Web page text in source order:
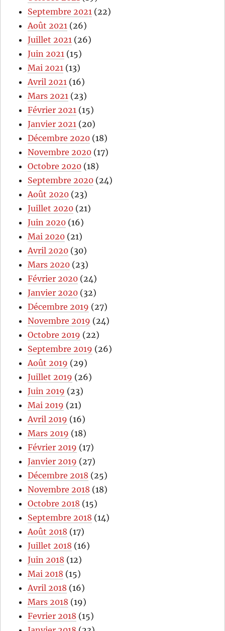
Septembre 2021 (22)
Août 2021 (26)
Juillet 2021 (26)
Juin 2021 (15)
Mai 2021 (13)
Avril 2021 (16)
Mars 2021 (23)
Février 2021 (15)
Janvier 2021 (20)
Décembre 2020 (18)
Novembre 2020 (17)
Octobre 2020 (18)
Septembre 2020 (24)
Août 2020 (23)
Juillet 2020 (21)
Juin 2020 (16)
Mai 2020 (21)
Avril 2020 (30)
Mars 2020 (23)
Février 2020 (24)
Janvier 2020 (32)
Décembre 2019 (27)
Novembre 2019 (24)
Octobre 2019 (22)
Septembre 2019 (26)
Août 2019 (29)
Juillet 2019 (26)
Juin 2019 (23)
Mai 2019 (21)
Avril 2019 (16)
Mars 2019 (18)
Février 2019 (17)
Janvier 2019 (27)
Décembre 2018 (25)
Novembre 2018 (18)
Octobre 2018 (15)
Septembre 2018 (14)
Août 2018 (17)
Juillet 2018 (16)
Juin 2018 (12)
Mai 2018 (15)
Avril 2018 (16)
Mars 2018 (19)
Fevrier 2018 (15)